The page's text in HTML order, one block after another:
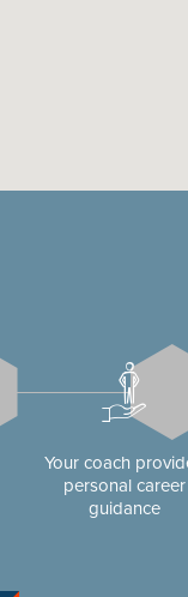
Your coach
personal career
guidance